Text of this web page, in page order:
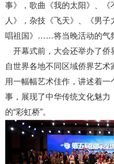
事》，歌曲《我的太阳》、《
人》，杂技《飞天》、《男
唱祖国》……将当晚活动的气
开幕式前，大会还举办了侨
自世界各地不同区域侨界艺
用一幅幅艺术佳作，讲述着
事，展现了中华传统文化魅力
的“彩虹桥”。